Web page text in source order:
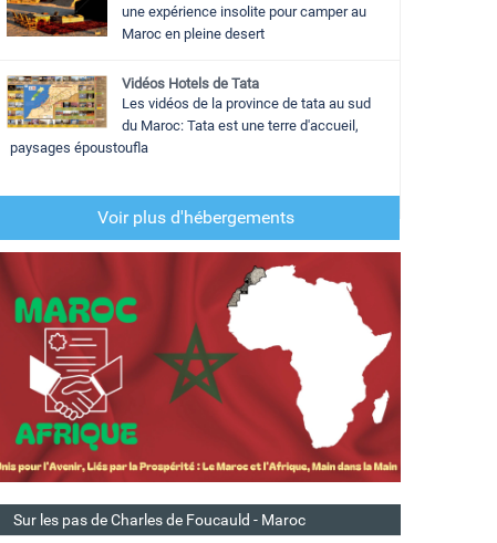
une expérience insolite pour camper au
Maroc en pleine desert
Vidéos Hotels de Tata
Les vidéos de la province de tata au sud
du Maroc: Tata est une terre d'accueil,
paysages époustoufla
Voir plus d'hébergements
Sur les pas de Charles de Foucauld - Maroc